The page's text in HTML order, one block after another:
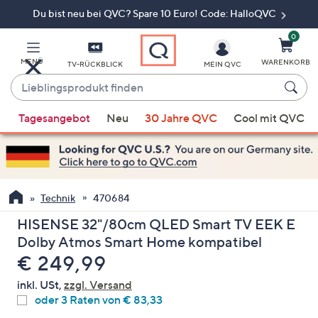
Du bist neu bei QVC? Spare 10 Euro! Code: HalloQVC
MENÜ TV-RÜCKBLICK
Lieblingsprodukt
finden
Vorschläge
verfügbar
sind,
verwenden
Sie
die
Pfeiltasten
nach
oben
und
nach
MEIN QVC
0
WARENKORB
Tagesangebot Neu 30 Jahre QVC Cool mit QVC
Technik 470684
HISENSE 32"/80cm QLED Smart TV EEK E
Dolby Atmos Smart Home kompatibel
Gelöscht
€ 249,99
inkl. USt, zzgl. Versand
oder 3 Raten von € 83,33